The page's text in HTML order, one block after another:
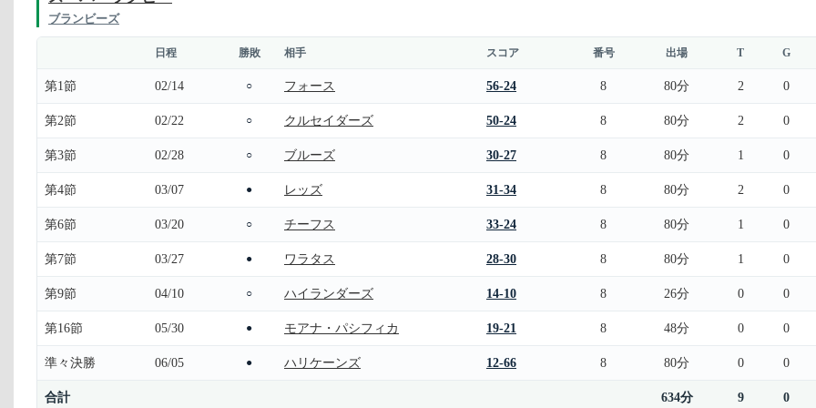
ブランビーズ
日程 勝敗 相手 スコア 番号 出場 T G
第1節 02/14 ○ フォース 56-24 8 80分 2 0
第2節 02/22 ○ クルセイダーズ 50-24 8 80分 2 0
第3節 02/28 ○ ブルーズ 30-27 8 80分 1 0
第4節 03/07 ● レッズ 31-34 8 80分 2 0
第6節 03/20 ○ チーフス 33-24 8 80分 1 0
第7節 03/27 ● ワラタス 28-30 8 80分 1 0
第9節 04/10 ○ ハイランダーズ 14-10 8 26分 0 0
第16節 05/30 ● モアナ・パシフィカ 19-21 8 48分 0 0
準々決勝 06/05 ● ハリケーンズ 12-66 8 80分 0 0
合計 634分 9 0